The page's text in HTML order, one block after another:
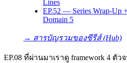
Lines
EP.52 — Series Wrap-Up
Domain 5
→ สารบัญรวมของซีรีส์ (Hub)
EP.08 ที่ผ่านมาเราดู framework 4 ตัว